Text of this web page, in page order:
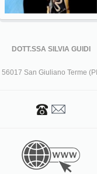
DOTT.SSA SILVIA GUIDI
56017 San Giuliano Terme